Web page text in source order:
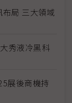
局 三大領域
秀液冷黑科
展後商機持